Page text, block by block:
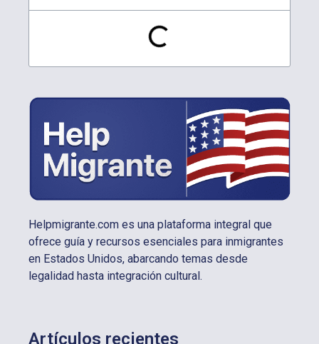
Helpmigrante.com es una plataforma integral que
ofrece guía y recursos esenciales para inmigrantes
en Estados Unidos, abarcando temas desde
legalidad hasta integración cultural.
Artículos recientes